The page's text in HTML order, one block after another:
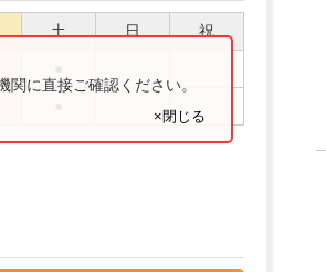
土 日 祝
に直接ご確認ください。
×閉じる